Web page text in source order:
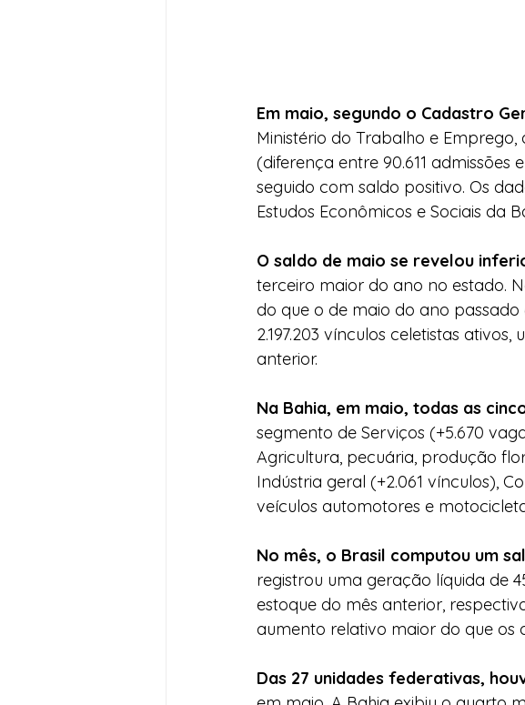
Em maio, segundo o Cadastro
Ministério do Trabalho e
(diferença entre 90.611 admissões
seguido com saldo positivo. Os
Estudos Econômicos e Sociais da
O saldo de maio se revelou
terceiro maior do ano no estado.
do que o de maio do ano passado
2.197.203 vínculos celetistas
anterior.
Na Bahia, em maio, todas as
segmento de Serviços (+5.670
Agricultura, pecuária, produção
Indústria geral (+2.061 vínculos),
veículos automotores e
No mês, o Brasil computou um
registrou uma geração líquida de
estoque do mês anterior,
aumento relativo maior do que os
Das 27 unidades federativas,